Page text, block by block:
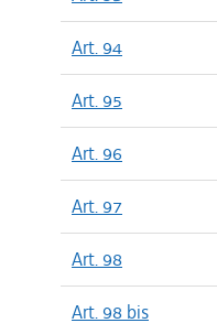
Art. 94
Art. 95
Art. 96
Art. 97
Art. 98
Art. 98 bis